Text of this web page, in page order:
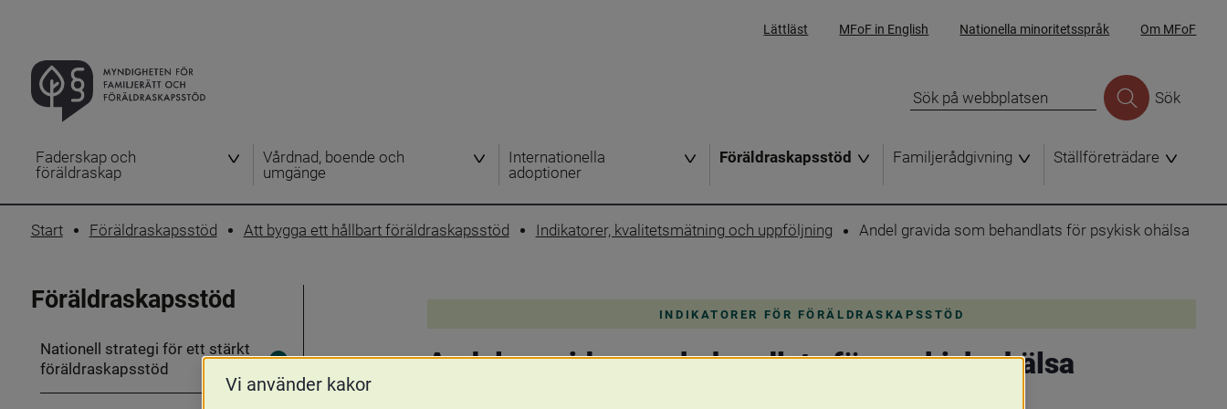
Lättläst MFoF in English Nationella minoritetsspråk Om MFoF
Sök
Faderskap och
föräldraskap
Vårdnad, boende och
umgänge
Internationella
adoptioner
Föräldraskapsstöd Familjerådgivning Ställföreträdare
Start Föräldraskapsstöd Att bygga ett hållbart föräldraskapsstöd Indikatorer, kvalitetsmätning och uppföljning Andel gravida som behandlats för psykisk ohälsa
INDIKATORER FÖR FÖRÄLDRASKAPSSTÖD
Andel gravida som behandlats för psykisk ohälsa
Föräldraskapsstöd
Nationell strategi för ett stärkt
föräldraskapsstöd
ut
Nationell
Vi använder kakor